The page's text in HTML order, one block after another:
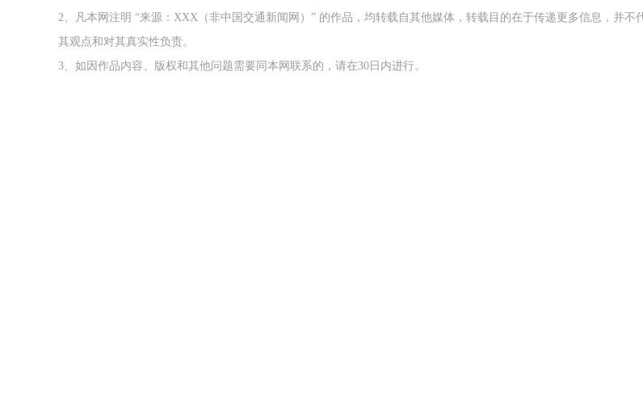
2、凡本网注明 “来源：XXX（非中国交通新闻网）” 的作品，均转载自其他媒体，转载目的在于传递更多信息，并不
其观点和对其真实性负责。
3、如因作品内容、版权和其他问题需要同本网联系的，请在30日内进行。